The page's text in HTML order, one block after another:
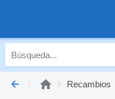
Recambios